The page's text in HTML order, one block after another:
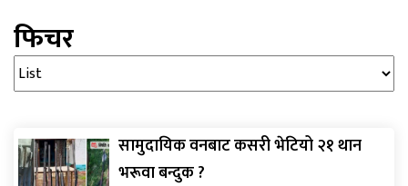
फिचर
सामुदायिक वनबाट कसरी भेटियो २१ थान
भरूवा बन्दुक ?